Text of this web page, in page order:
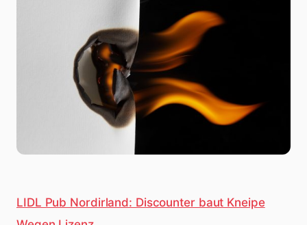
LIDL Pub Nordirland: Discounter baut Kneipe